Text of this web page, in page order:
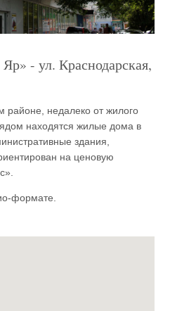
- ул. Краснодарская,
районе, недалеко от жилого
находятся жилые дома в
здания,
на ценовую
формате.